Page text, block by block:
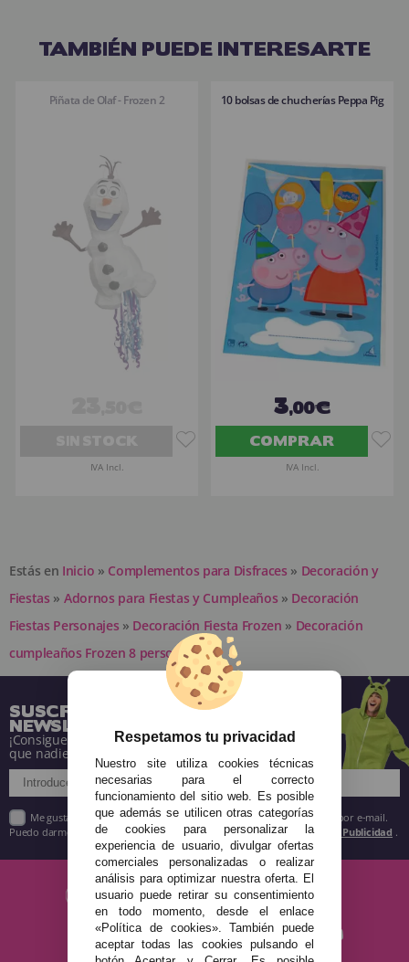
TAMBIÉN PUEDE INTERESARTE
Piñata de Olaf - Frozen 2
IVA Incl.
10 bolsas de chucherías Peppa Pig
3,00€
COMPRAR
IVA Incl.
Estás en Inicio » Complementos para Disfraces » Decoración y
Fiestas » Adornos para Fiestas y Cumpleaños » Decoración
Fiestas Personajes » Decoración Fiesta Frozen » Decoración
cumpleaños Frozen 8 personas
SUSCRÍBETE A NUESTRA
NEWSLETTER
¡Consigue descuentos y entérate de todo antes
que nadie!
Me gustaría recibir descuentos exclusivos, novedades y tendencias por e-mail.
Puedo darme de baja cuando quiera según lo recogido en la Política de Publicidad .
Respetamos tu privacidad
Nuestro site utiliza cookies técnicas
necesarias para el correcto
funcionamiento del sitio web. Es posible
que además se utilicen otras categorías
de cookies para personalizar la
experiencia de usuario, divulgar ofertas
comerciales personalizadas o realizar
análisis para optimizar nuestra oferta. El
usuario puede retirar su consentimiento
en todo momento, desde el enlace
«Política de cookies». También puede
aceptar todas las cookies pulsando el